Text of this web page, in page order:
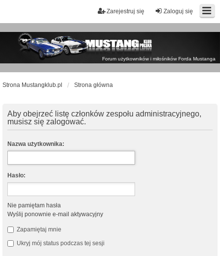
Zaloguj się
Zarejestruj się
Forum użytkowników i miłośników Forda Mustanga
Strona Mustangklub.pl Strona główna
Aby obejrzeć listę członków zespołu administracyjnego,
musisz się zalogować.
Nazwa użytkownika:
Hasło:
Nie pamiętam hasła
Wyślij ponownie e-mail aktywacyjny
Zapamiętaj mnie
Ukryj mój status podczas tej sesji